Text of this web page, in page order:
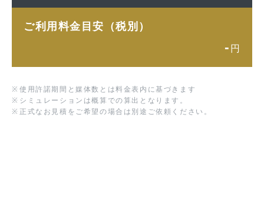
ご利用料金目安（税別）
- 円
※ 使用許諾期間と媒体数とは料金表内に基づきます
※ シミュレーションは概算での算出となります。
※ 正式なお見積をご希望の場合は別途ご依頼ください。